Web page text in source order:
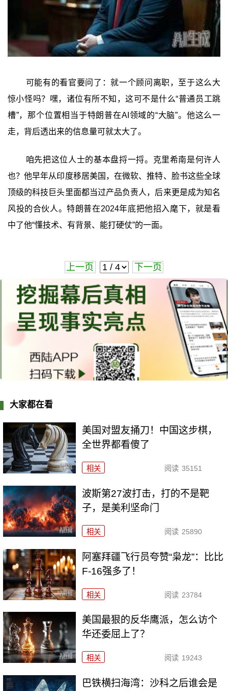
可能有的看官要问了：就一个顾问离职，至于这么大
惊小怪吗？嘿，诸位有所不知，这可不是什么“普通员工跳
槽”，那个位置相当于特朗普在AI领域的“大脑”。他这么一
走，背后透出来的信息量可就太大了。
咱先把这位人士的基本盘捋一捋。克里希南是何许人
也？他早年从印度移居美国，在微软、推特、脸书这些全球
顶级的科技巨头里面都当过产品负责人，后来更是成为知名
风投的合伙人。特朗普在2024年底把他招入麾下，就是看
中了他“懂技术、有背景、能打硬仗”的一面。
上一页 下一页
大家都在看
美国对盟友捅刀！中国这步棋，
全世界都看傻了
相关 阅读 35151
波斯第27波打击，打的不是靶
子，是美利坚命门
相关 阅读 25890
阿塞拜疆飞行员夸赞“枭龙”：比比
F-16强多了！
相关 阅读 23784
美国最狠的反华鹰派，怎么访个
华还委屈上了？
相关 阅读 19243
巴铁横扫海湾：沙科之后谁会是